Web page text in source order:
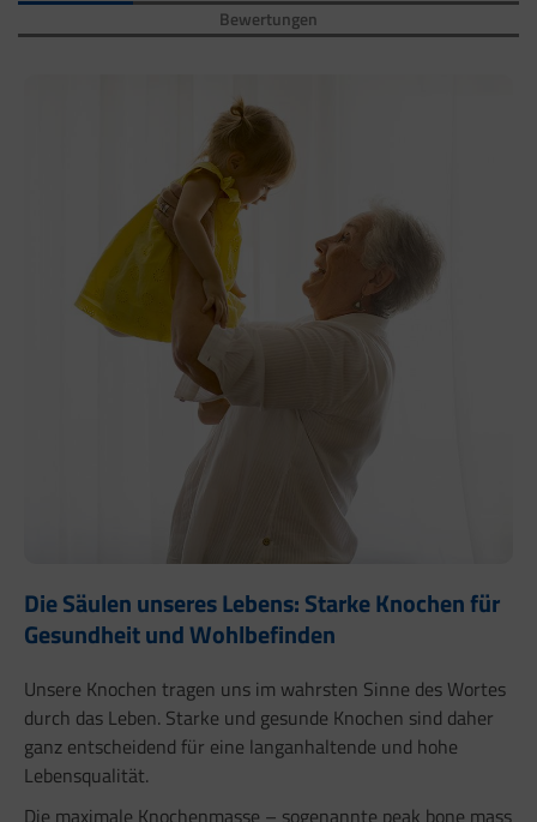
Bewertungen
Die Säulen unseres Lebens: Starke Knochen für
Gesundheit und Wohlbefinden
Unsere Knochen tragen uns im wahrsten Sinne des Wortes
durch das Leben. Starke und gesunde Knochen sind daher
ganz entscheidend für eine langanhaltende und hohe
Lebensqualität.
Die maximale Knochenmasse – sogenannte peak bone mass